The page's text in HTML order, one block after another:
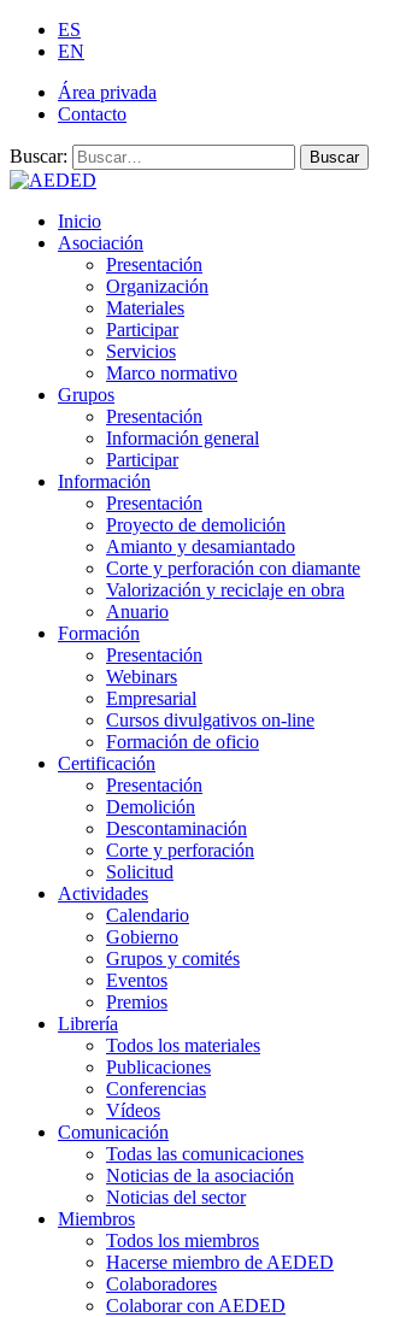
ES
EN
Área privada
Contacto
Buscar: Buscar
Inicio
Asociación
Presentación
Organización
Materiales
Participar
Servicios
Marco normativo
Grupos
Presentación
Información general
Participar
Información
Presentación
Proyecto de demolición
Amianto y desamiantado
Corte y perforación con diamante
Valorización y reciclaje en obra
Anuario
Formación
Presentación
Webinars
Empresarial
Cursos divulgativos on-line
Formación de oficio
Certificación
Presentación
Demolición
Descontaminación
Corte y perforación
Solicitud
Actividades
Calendario
Gobierno
Grupos y comités
Eventos
Premios
Librería
Todos los materiales
Publicaciones
Conferencias
Vídeos
Comunicación
Todas las comunicaciones
Noticias de la asociación
Noticias del sector
Miembros
Todos los miembros
Hacerse miembro de AEDED
Colaboradores
Colaborar con AEDED